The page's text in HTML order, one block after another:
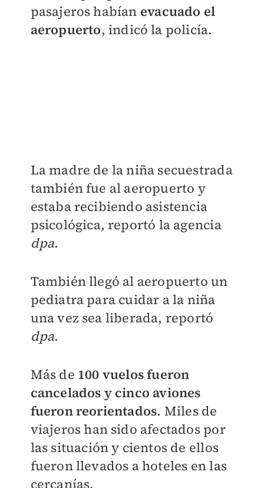
pasajeros habían evacuado el
aeropuerto, indicó la policía.
La madre de la niña secuestrada
también fue al aeropuerto y
estaba recibiendo asistencia
psicológica, reportó la agencia
dpa.
También llegó al aeropuerto un
pediatra para cuidar a la niña
una vez sea liberada, reportó
dpa.
Más de 100 vuelos fueron
cancelados y cinco aviones
fueron reorientados. Miles de
viajeros han sido afectados por
las situación y cientos de ellos
fueron llevados a hoteles en las
cercanías.